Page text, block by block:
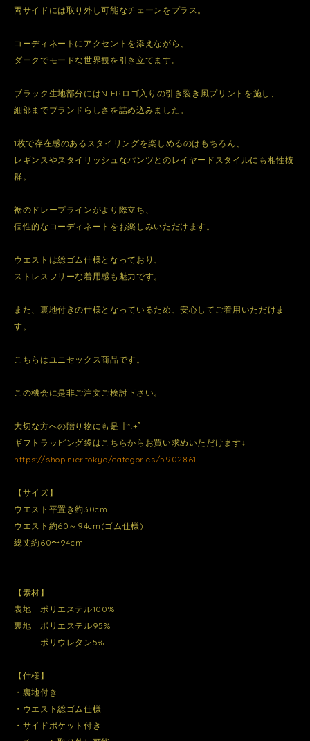
両サイドには取り外し可能なチェーンをプラス。
コーディネートにアクセントを添えながら、
ダークでモードな世界観を引き立てます。
ブラック生地部分にはNIERロゴ入りの引き裂き風プリントを施し、
細部までブランドらしさを詰め込みました。
1枚で存在感のあるスタイリングを楽しめるのはもちろん、
レギンスやスタイリッシュなパンツとのレイヤードスタイルにも相性抜
群。
裾のドレープラインがより際立ち、
個性的なコーディネートをお楽しみいただけます。
ウエストは総ゴム仕様となっており、
ストレスフリーな着用感も魅力です。
また、裏地付きの仕様となっているため、安心してご着用いただけま
す。
こちらはユニセックス商品です。
この機会に是非ご注文ご検討下さい。
大切な方への贈り物にも是非*.+ﾟ
ギフトラッピング袋はこちらからお買い求めいただけます↓
https://shop.nier.tokyo/categories/5902861
【サイズ】
ウエスト平置き約30cm
ウエスト約60～94cm(ゴム仕様)
総丈約60〜94cm
【素材】
表地 ポリエステル100%
裏地 ポリエステル95%
ポリウレタン5%
【仕様】
・裏地付き
・ウエスト総ゴム仕様
・サイドポケット付き